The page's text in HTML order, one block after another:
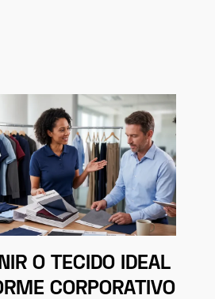
O TECIDO IDEAL
CORPORATIVO